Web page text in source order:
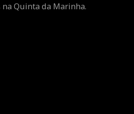
Quinta da Marinha.